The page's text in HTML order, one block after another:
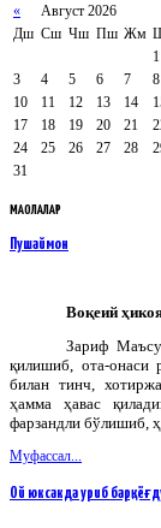
« Август 2026
Дш Сш Чш Пш Жм
1
3
4 5 6 7 8
10
11 12 13 14
17
18 19 20 21
24
25 26 27 28
31
МАҚОЛАЛАР
Пушаймон
Воқеий
Зариф
қилишиб, ота-онаси
билан тинч,
ҳамма ҳавас
фарзандли бўлишиб,
Муфассал...
Ой юксакда уриб барқ,